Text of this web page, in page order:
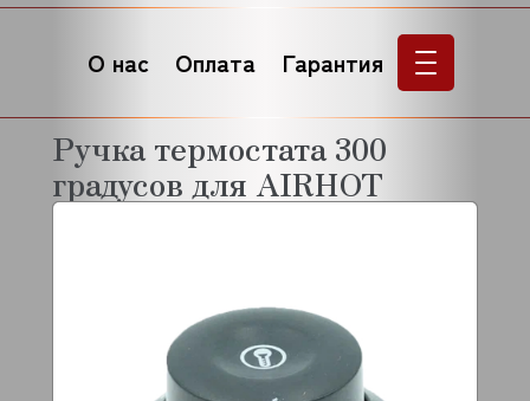
О нас Оплата Гарантия
Ручка термостата 300
градусов для AIRHOT